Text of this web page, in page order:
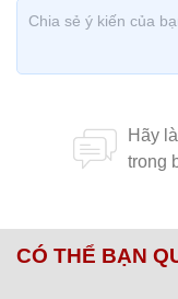
CÓ THỂ BẠN